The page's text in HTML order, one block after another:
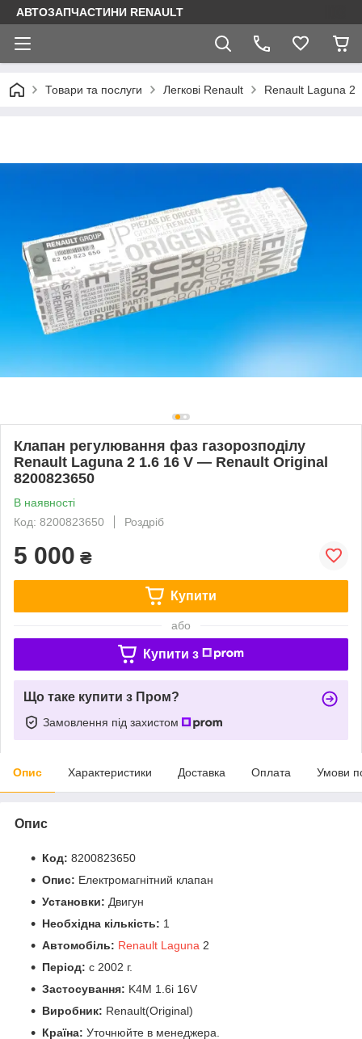
АВТОЗАПЧАСТИНИ RENAULT
Товари та послуги Легкові Renault Renault Laguna 2
Клапан регулювання фаз газорозподілу
Renault Laguna 2 1.6 16 V — Renault Original
8200823650
В наявності
Код: 8200823650
Роздріб
5 000 ₴
Купити
або
Купити з
Що таке купити з Пром?
Замовлення під захистом
Опис Характеристики Доставка Оплата Умови
Опис
Код: 8200823650
Опис: Електромагнітний клапан
Установки: Двигун
Необхідна кількість: 1
Автомобіль: Renault Laguna 2
Період: c 2002 г.
Застосування: K4M 1.6i 16V
Виробник: Renault(Original)
Країна: Уточнюйте в менеджера.